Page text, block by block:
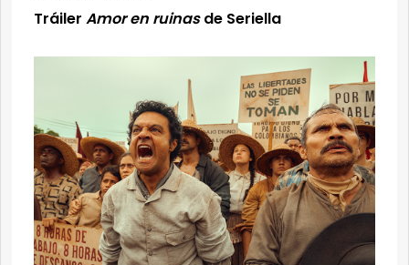
Tráiler Amor en ruinasde Seriella